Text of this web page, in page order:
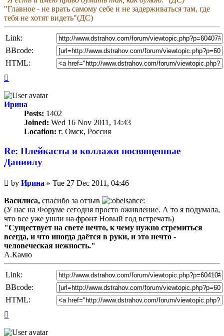
"Главное - не врать самому себе и не задерживаться там, где
тебя не хотят видеть"(ДС)
Link:
BBcode:
HTML:
Ирина
Posts: 1402
Joined: Wed 16 Nov 2011, 14:43
Location: г. Омск, Россия
Re: Плейкасты и коллажи посвященные
Даниилу
Unread
post
by Ирина » Tue 27 Dec 2011, 04:46
Василиса, спасибо за отзыв
(У нас на Форуме сегодня просто оживление. А то я подумала,
что все уже ушли на фронт Новый год встречать)
"Существует на свете нечто, к чему нужно стремиться
всегда, и что иногда даётся в руки, и это нечто -
человеческая нежность."
А.Камю
Link:
BBcode:
HTML: